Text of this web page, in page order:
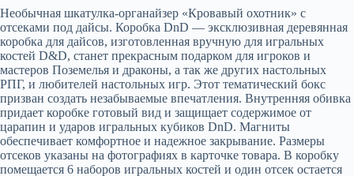
Необычная шкатулка-органайзер «Кровавый охотник» с
отсеками под дайсы. Коробка DnD — эксклюзивная деревянная
коробка для дайсов, изготовленная вручную для игральных
костей D&D, станет прекрасным подарком для игроков и
мастеров Поземелья и драконы, а так же других настольных
РПГ, и любителей настольных игр. Этот тематический бокс
призван создать незабываемые впечатления. Внутренняя обивка
придает коробке готовый вид и защищает содержимое от
царапин и ударов игральных кубиков DnD. Магниты
обеспечивает комфортное и надежное закрывание. Размеры
отсеков указаны на фотографиях в карточке товара. В коробку
помещается 6 наборов игральных костей и один отсек остается